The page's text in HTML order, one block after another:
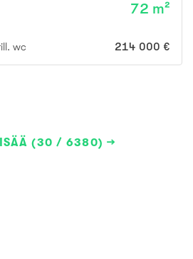
72 m²
wc 214 000 €
(30 / 6380)